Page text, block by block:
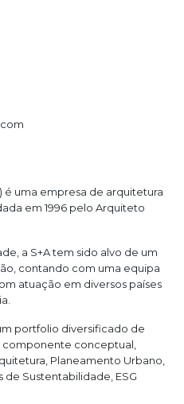
é uma empresa de arquitetura
em 1996 pelo Arquiteto
a S+A tem sido alvo de um
contando com uma equipa
atuação em diversos países
portfolio diversificado de
conceptual,
Planeamento Urbano,
Sustentabilidade, ESG